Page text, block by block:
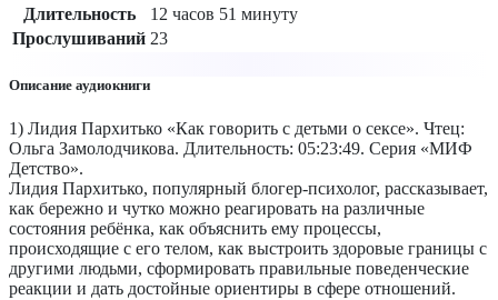
Длительность
12 часов 51 минуту
Прослушиваний 23
Описание аудиокниги
1) Лидия Пархитько «Как говорить с детьми о сексе». Чтец:
Ольга Замолодчикова. Длительность: 05:23:49. Серия «МИФ
Детство».
Лидия Пархитько, популярный блогер-психолог, рассказывает,
как бережно и чутко можно реагировать на различные
состояния ребёнка, как объяснить ему процессы,
происходящие с его телом, как выстроить здоровые границы с
другими людьми, сформировать правильные поведенческие
реакции и дать достойные ориентиры в сфере отношений.